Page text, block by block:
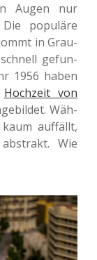
Augen nur
popu­lä­re
in Grau­
gefun­
1956 haben
Hoch­zeit von
Wäh­
auf­fällt,
Wie